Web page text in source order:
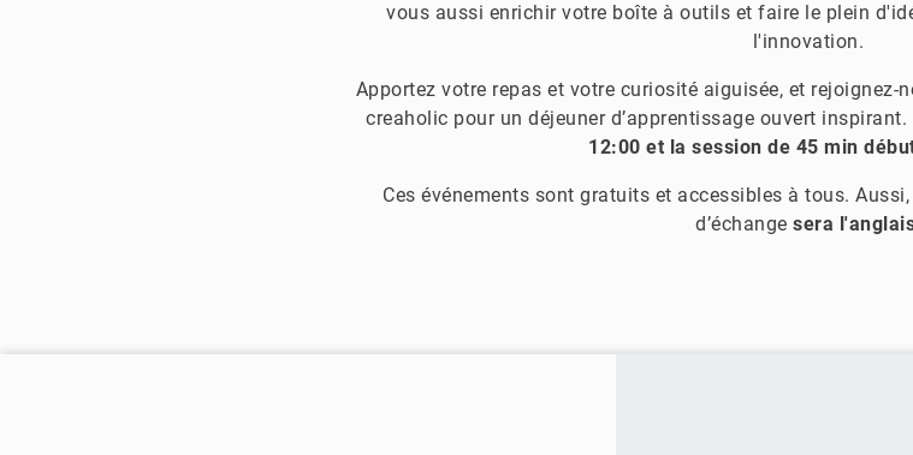
vous aussi enrichir votre boîte à outils et faire le plein
l'innovation.
Apportez votre repas et votre curiosité aiguisée, et rejoignez-
creaholic pour un déjeuner d’apprentissage ouvert inspirant.
12:00 et la session de 45 min
Ces événements sont gratuits et accessibles à tous.
d’échangesera